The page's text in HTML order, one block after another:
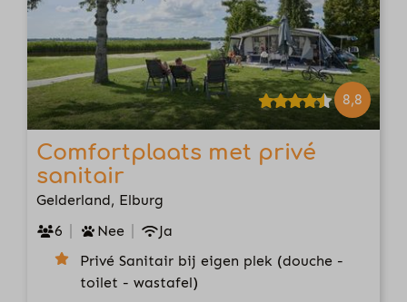
8,8
Comfortplaats met privé
sanitair
Gelderland, Elburg
6
Nee
Ja
Privé Sanitair bij eigen plek (douche -
toilet - wastafel)